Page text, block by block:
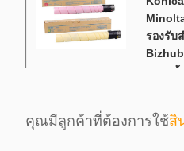
รองรับ
ของแท้
คุณมีลูกค้าที่ต้องการใช้สิ